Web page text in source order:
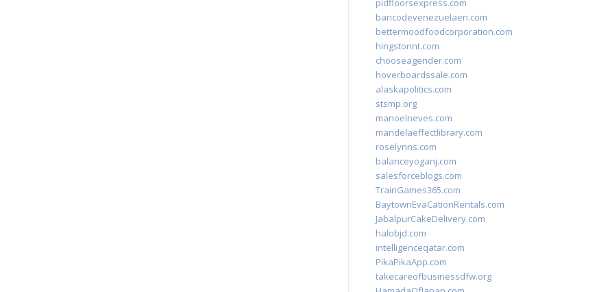
pidfloorsexpress.com
bancodevenezuelaen.com
bettermoodfoodcorporation.com
hingstonnt.com
chooseagender.com
hoverboardssale.com
alaskapolitics.com
stsmp.org
manoelneves.com
mandelaeffectlibrary.com
roselynns.com
balanceyoganj.com
salesforceblogs.com
TrainGames365.com
BaytownEvaCationRentals.com
JabalpurCakeDelivery.com
halobjd.com
intelligenceqatar.com
PikaPikaApp.com
takecareofbusinessdfw.org